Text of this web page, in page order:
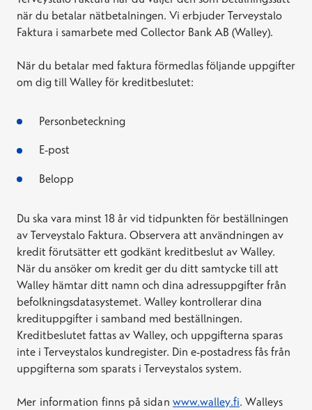
när du betalar nätbetalningen. Vi erbjuder Terveystalo
Faktura i samarbete med Collector Bank AB (Walley).
När du betalar med faktura förmedlas följande uppgifter
om dig till Walley för kreditbeslutet:
Personbeteckning
E-post
Belopp
Du ska vara minst 18 år vid tidpunkten för beställningen
av Terveystalo Faktura. Observera att användningen av
kredit förutsätter ett godkänt kreditbeslut av Walley.
När du ansöker om kredit ger du ditt samtycke till att
Walley hämtar ditt namn och dina adressuppgifter från
befolkningsdatasystemet. Walley kontrollerar dina
kredituppgifter i samband med beställningen.
Kreditbeslutet fattas av Walley, och uppgifterna sparas
inte i Terveystalos kundregister. Din e-postadress fås från
uppgifterna som sparats i Terveystalos system.
Mer information finns på sidan www.walley.fi. Walleys